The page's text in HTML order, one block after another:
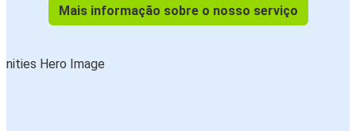
Mais informação sobre o nosso serviço